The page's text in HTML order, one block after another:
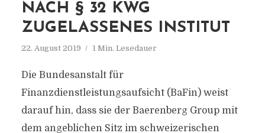
NACH § 32 KWG
ZUGELASSENES INSTITUT
22. August 2019 1 Min. Lesedauer
Die Bundesanstalt für
Finanzdienstleistungsaufsicht (BaFin) weist
darauf hin, dass sie der Baerenberg Group mit
dem angeblichen Sitz im schweizerischen